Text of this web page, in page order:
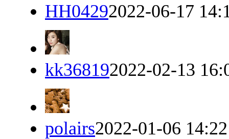
HH04292022-06-17
kk368192022-02-13
polairs2022-01-06 14:22